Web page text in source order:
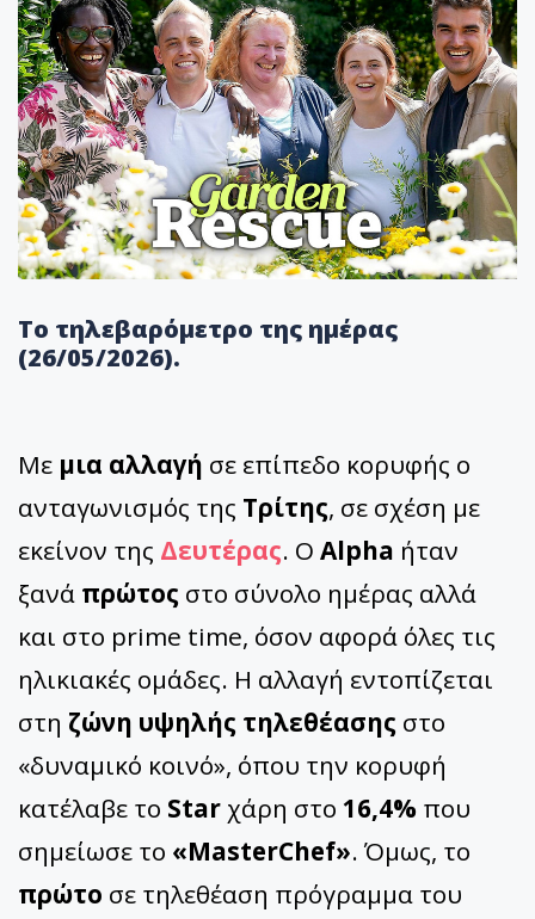
Το τηλεβαρόμετρο της ημέρας
(26/05/2026).
Με μια αλλαγή σε επίπεδο κορυφής ο
ανταγωνισμός της Τρίτης, σε σχέση με
εκείνον της Δευτέρας. Ο Alpha ήταν
ξανά πρώτος στο σύνολο ημέρας αλλά
και στο prime time, όσον αφορά όλες τις
ηλικιακές ομάδες. Η αλλαγή εντοπίζεται
στη ζώνη υψηλής τηλεθέασης στο
«δυναμικό κοινό», όπου την κορυφή
κατέλαβε το Star χάρη στο 16,4% που
σημείωσε το «MasterChef». Όμως, το
πρώτο σε τηλεθέαση πρόγραμμα του